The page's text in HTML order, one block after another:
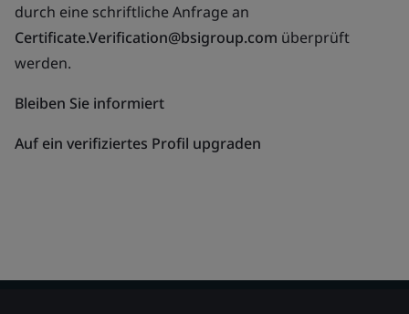
durch eine schriftliche Anfrage an
Certificate.Verification@bsigroup.com überprüft
werden.
Bleiben Sie informiert
Auf ein verifiziertes Profil upgraden